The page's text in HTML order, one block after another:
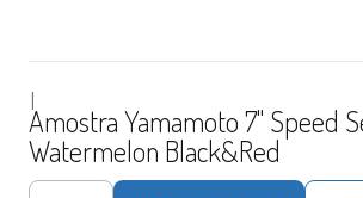
|
Amostra Yamamoto 7'' Speed
Watermelon Black&Red